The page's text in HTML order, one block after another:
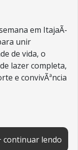
em ItajaÃ­
unir
de vida, o
lazer completa,
e convivÃªncia
continuar lendo